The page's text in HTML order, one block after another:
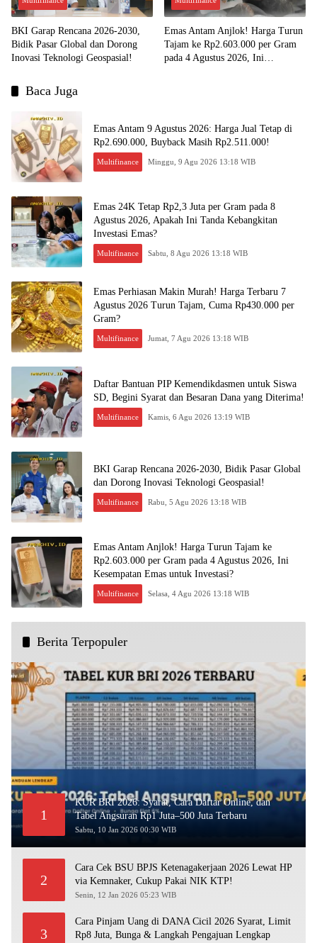
BKI Garap Rencana 2026-2030,
Bidik Pasar Global dan Dorong
Inovasi Teknologi Geospasial!
Emas Antam Anjlok! Harga Turun
Tajam ke Rp2.603.000 per Gram
pada 4 Agustus 2026, Ini
Baca Juga
Emas Antam 9 Agustus 2026: Harga Jual Tetap di
Rp2.690.000, Buyback Masih Rp2.511.000!
Multifinance Minggu, 9 Agu 2026 13:18 WIB
Emas 24K Tetap Rp2,3 Juta per Gram pada 8
Agustus 2026, Apakah Ini Tanda Kebangkitan
Investasi Emas?
Multifinance Sabtu, 8 Agu 2026 13:18 WIB
Emas Perhiasan Makin Murah! Harga Terbaru 7
Agustus 2026 Turun Tajam, Cuma Rp430.000 per
Gram?
Multifinance Jumat, 7 Agu 2026 13:18 WIB
Daftar Bantuan PIP Kemendikdasmen untuk Siswa
SD, Begini Syarat dan Besaran Dana yang Diterima!
Multifinance Kamis, 6 Agu 2026 13:19 WIB
BKI Garap Rencana 2026-2030, Bidik Pasar Global
dan Dorong Inovasi Teknologi Geospasial!
Multifinance Rabu, 5 Agu 2026 13:18 WIB
Emas Antam Anjlok! Harga Turun Tajam ke
Rp2.603.000 per Gram pada 4 Agustus 2026, Ini
Kesempatan Emas untuk Investasi?
Multifinance Selasa, 4 Agu 2026 13:18 WIB
Berita Terpopuler
1
KUR BRI 2026: Syarat, Cara Daftar Online, dan
Tabel Angsuran Rp1 Juta–500 Juta Terbaru
Sabtu, 10 Jan 2026 00:30 WIB
2
Cara Cek BSU BPJS Ketenagakerjaan 2026 Lewat HP
via Kemnaker, Cukup Pakai NIK KTP!
Senin, 12 Jan 2026 05:23 WIB
3
Cara Pinjam Uang di DANA Cicil 2026 Syarat, Limit
Rp8 Juta, Bunga & Langkah Pengajuan Lengkap